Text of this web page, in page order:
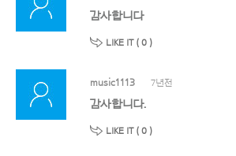
감사합니다
LIKE IT ( 0 )
music1113 7년전
감사합니다.
LIKE IT ( 0 )